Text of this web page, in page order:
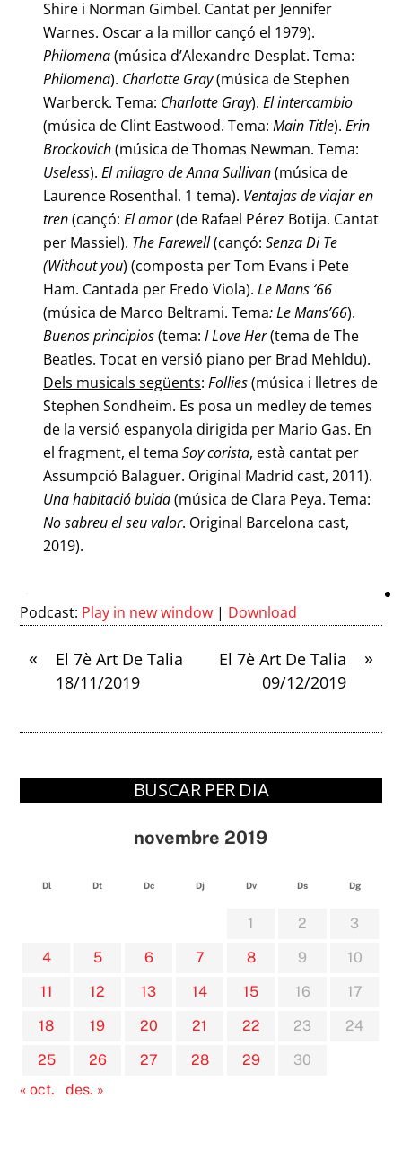
Shire i Norman Gimbel. Cantat per Jennifer
Warnes. Oscar a la millor cançó el 1979).
Philomena(música d’Alexandre Desplat. Tema:
Philomena). Charlotte Gray(música de Stephen
Warberck. Tema: Charlotte Gray). El intercambio
(música de Clint Eastwood. Tema: Main Title). Erin
Brockovich(música de Thomas Newman. Tema:
Useless). El milagro de Anna Sullivan(música de
Laurence Rosenthal. 1 tema). Ventajas de viajar en
tren(cançó: El amor(de Rafael Pérez Botija. Cantat
per Massiel). The Farewell(cançó: Senza Di Te
(Without you) (composta per Tom Evans i Pete
Ham. Cantada per Fredo Viola). Le Mans ‘66
(música de Marco Beltrami. Tema: Le Mans’66).
Buenos principios(tema: I Love Her(tema de The
Beatles. Tocat en versió piano per Brad Mehldu).
Dels musicals següents: Follies(música i lletres de
Stephen Sondheim. Es posa un medley de temes
de la versió espanyola dirigida per Mario Gas. En
el fragment, el tema Soy corista, està cantat per
Assumpció Balaguer. Original Madrid cast, 2011).
Una habitació buida(música de Clara Peya. Tema:
No sabreu el seuvalor. Original Barcelona cast,
2019).
Podcast: Play in new window | Download
«
El 7è Art De Talia
18/11/2019
»
El 7è Art De Talia
09/12/2019
BUSCAR PER DIA
novembre 2019
Dl Dt Dc Dj Dv Ds Dg
1 2
3
4
5 6 7 8 9
10
11
12 13 14 15 16
17
18
19 20 21 22 23
24
25
26 27 28 29
30
« oct.
des. »